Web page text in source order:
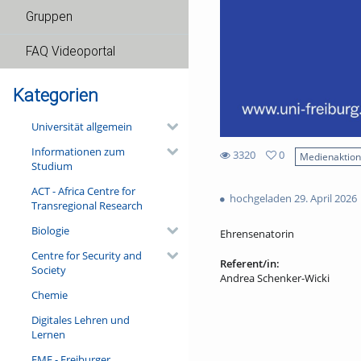
Gruppen
FAQ Videoportal
Kategorien
Universität allgemein
Informationen zum
Studium
ACT - Africa Centre for
Transregional Research
Biologie
Centre for Security and
Society
Chemie
Digitales Lehren und
Lernen
3320
views
0
hochgeladen 29. April 2026
Ehrensenatorin
Referent/in:
Andrea Schenker-Wicki